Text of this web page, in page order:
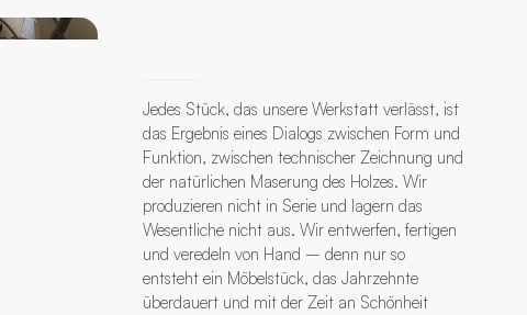
Jedes Stück, das unsere Werkstatt verlässt, ist
das Ergebnis eines Dialogs zwischen Form und
Funktion, zwischen technischer Zeichnung und
der natürlichen Maserung des Holzes. Wir
produzieren nicht in Serie und lagern das
Wesentliche nicht aus. Wir entwerfen, fertigen
und veredeln von Hand – denn nur so
entsteht ein Möbelstück, das Jahrzehnte
überdauert und mit der Zeit an Schönheit